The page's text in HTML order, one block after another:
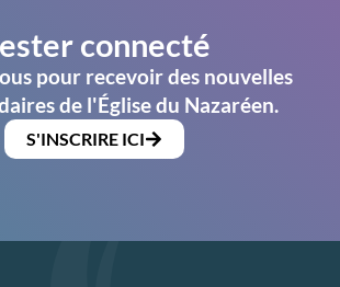
connecté
pour recevoir des nouvelles
de l'Église du Nazaréen.
S'INSCRIRE ICI